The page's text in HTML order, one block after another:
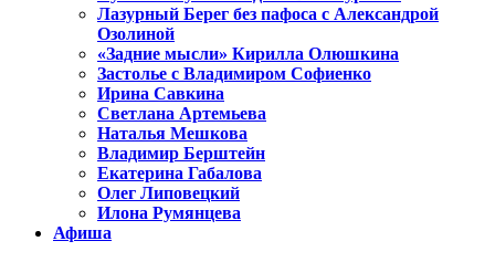
Лазурный Берег без пафоса с Александрой
Озолиной
«Задние мысли» Кирилла Олюшкина
Застолье с Владимиром Софиенко
Ирина Савкина
Светлана Артемьева
Наталья Мешкова
Владимир Берштейн
Екатерина Габалова
Олег Липовецкий
Илона Румянцева
Афиша